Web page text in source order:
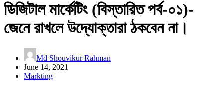
ডিজিটাল মার্কেটিং (বিস্তারিত পর্ব-০১)-
জেনে রাখলে উদ্যোক্তারা ঠকবেন না।
Md Shouvikur Rahman
June 14, 2021
Markting